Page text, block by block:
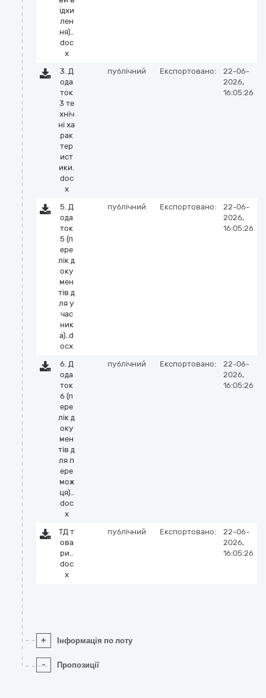
ідхи
лен
ня)..
doc
x
3. Д
ода
ток
3 те
хніч
ні ха
рак
тер
ист
ики.
doc
x
публічний Експортовано:
22-06-
2026,
16:05:26
5. Д
ода
ток
5 (п
ере
лік д
оку
мен
тів д
ля у
час
ник
а)..d
ocx
публічний Експортовано:
22-06-
2026,
16:05:26
6. Д
ода
ток
6 (п
ере
лік д
оку
мен
тів д
ля п
ере
мож
ця)..
doc
x
публічний Експортовано:
22-06-
2026,
16:05:26
ТД т
ова
ри..
doc
x
публічний Експортовано:
22-06-
2026,
16:05:26
+ Інформація по лоту
- Пропозиції